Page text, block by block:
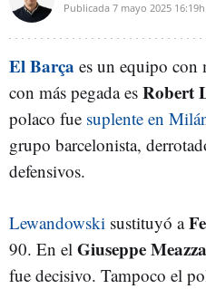
Publicada 7 mayo 2025 16:19h
El Barça es un equipo
con más pegada es Robert
polaco fue suplente en
grupo barcelonista,
defensivos.
Lewandowski sustituyó a
90. En el Giuseppe Meazza
fue decisivo. Tampoco el